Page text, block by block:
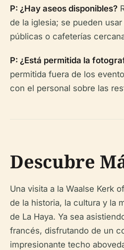
P: ¿Hay aseos disponibles?
de la iglesia; se pueden
públicas o cafeterías
P: ¿Está permitida la
permitida fuera de los
con el personal sobre las
Descubre
Una visita a la Waalse Kerk
de la historia, la cultura y la
de La Haya. Ya sea
francés, disfrutando de un
impresionante techo